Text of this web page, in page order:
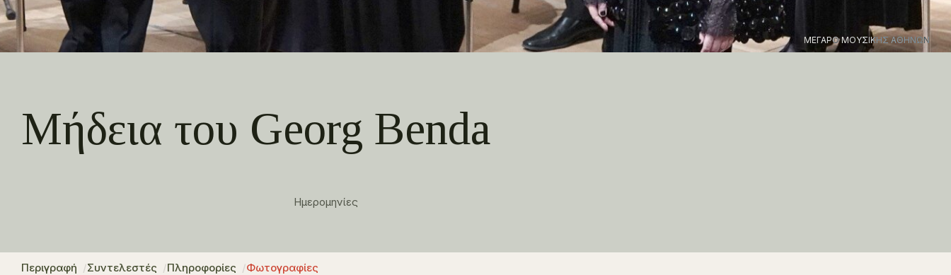
ΜΕΓΑΡΟ ΜΟΥΣΙΚΗΣ ΑΘΗΝΩΝ
Μήδεια του Georg Benda
Ημερομηνίες
Περιγραφή Συντελεστές Πληροφορίες Φωτογραφίες